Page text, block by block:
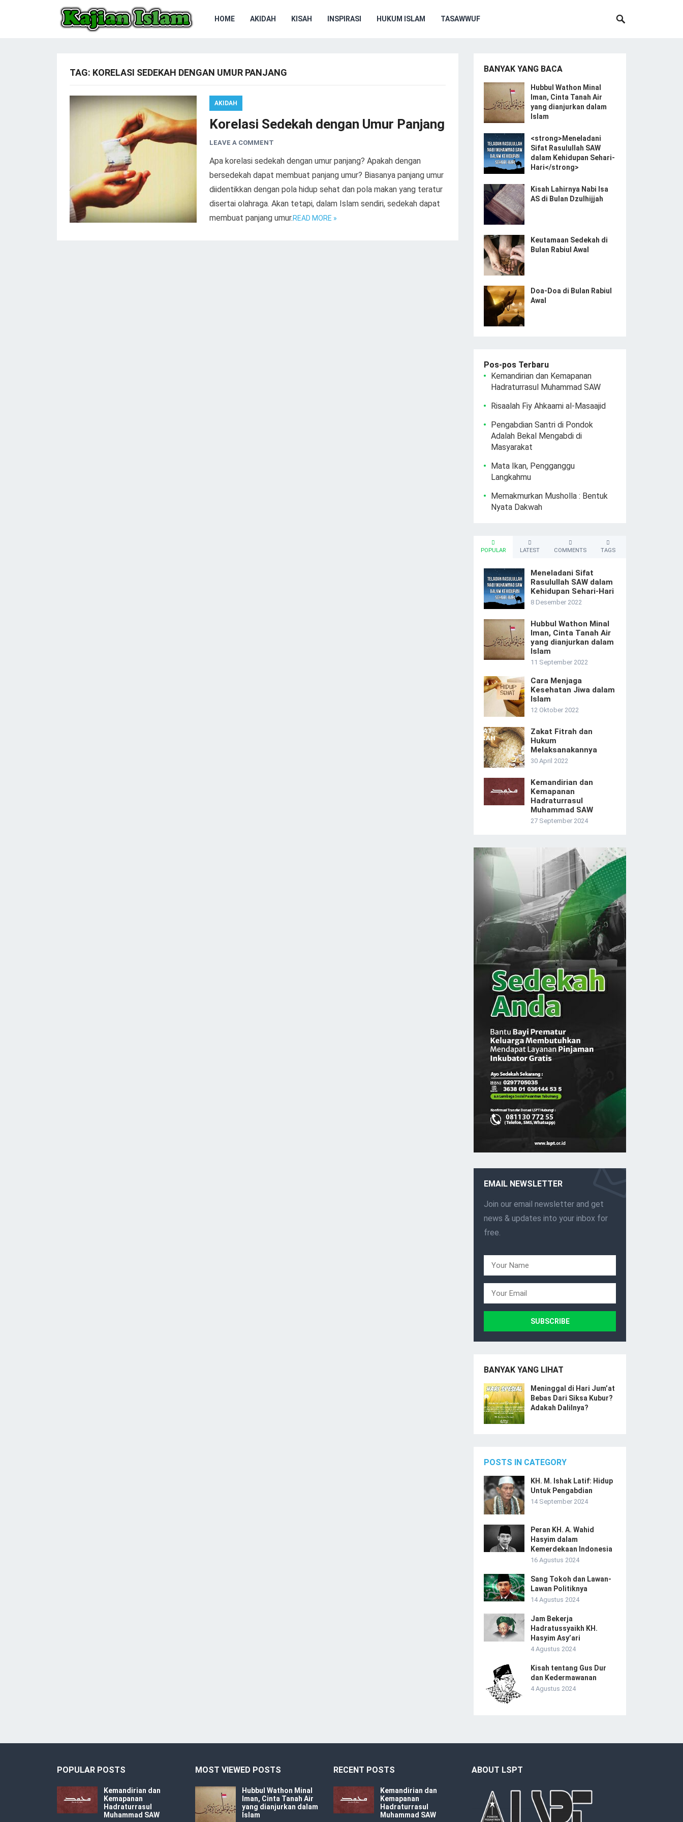
HOME AKIDAH KISAH INSPIRASI HUKUM ISLAM TASAWWUF
TAG: KORELASI SEDEKAH DENGAN UMUR PANJANG
AKIDAH
Korelasi Sedekah dengan Umur Panjang
LEAVE A COMMENT
Apa korelasi sedekah dengan umur panjang? Apakah dengan
bersedekah dapat membuat panjang umur? Biasanya panjang umur
diidentikkan dengan pola hidup sehat dan pola makan yang teratur
disertai olahraga. Akan tetapi, dalam Islam sendiri, sedekah dapat
membuat panjang umur.READ MORE »
BANYAK YANG BACA
Hubbul Wathon Minal
Iman, Cinta Tanah Air
yang dianjurkan dalam
Islam
<strong>Meneladani
Sifat Rasulullah SAW
dalam Kehidupan Sehari-
Hari</strong>
Kisah Lahirnya Nabi Isa
AS di Bulan Dzulhijjah
Keutamaan Sedekah di
Bulan Rabiul Awal
Doa-Doa di Bulan Rabiul
Awal
Pos-pos Terbaru
Kemandirian dan Kemapanan
Hadraturrasul Muhammad SAW
Risaalah Fiy Ahkaami al-Masaajid
Pengabdian Santri di Pondok
Adalah Bekal Mengabdi di
Masyarakat
Mata Ikan, Pengganggu
Langkahmu
Memakmurkan Musholla : Bentuk
Nyata Dakwah
POPULAR LATEST COMMENTS TAGS
Meneladani Sifat
Rasulullah SAW dalam
Kehidupan Sehari-Hari
8 Desember 2022
Hubbul Wathon Minal
Iman, Cinta Tanah Air
yang dianjurkan dalam
Islam
11 September 2022
Cara Menjaga
Kesehatan Jiwa dalam
Islam
12 Oktober 2022
Zakat Fitrah dan
Hukum
Melaksanakannya
30 April 2022
Kemandirian dan
Kemapanan
Hadraturrasul
Muhammad SAW
27 September 2024
EMAIL NEWSLETTER
Join our email newsletter and get
news & updates into your inbox for
free.
BANYAK YANG LIHAT
Meninggal di Hari Jum’at
Bebas Dari Siksa Kubur?
Adakah Dalilnya?
POSTS IN CATEGORY
KH. M. Ishak Latif: Hidup
Untuk Pengabdian
14 September 2024
Peran KH. A. Wahid
Hasyim dalam
Kemerdekaan Indonesia
16 Agustus 2024
Sang Tokoh dan Lawan-
Lawan Politiknya
14 Agustus 2024
Jam Bekerja
Hadratussyaikh KH.
Hasyim Asy’ari
4 Agustus 2024
Kisah tentang Gus Dur
dan Kedermawanan
4 Agustus 2024
POPULAR POSTS
Kemandirian dan
Kemapanan
Hadraturrasul
Muhammad SAW
MOST VIEWED POSTS
Hubbul Wathon Minal
Iman, Cinta Tanah Air
yang dianjurkan dalam
Islam
RECENT POSTS
Kemandirian dan
Kemapanan
Hadraturrasul
Muhammad SAW
ABOUT LSPT